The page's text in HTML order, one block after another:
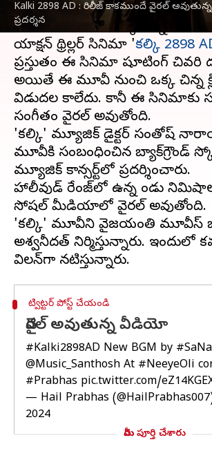
Kalki 2898 AD : రిలీజ్ కాకముందే వైరల్
ప్రదర్శన
Kalki 2898 AD: రెబల్ స్టార్ ప్రభాస్-
కాంబినేషన్‌లో తెరకెక్కుతున్న సినిమా
యాక్షన్ థ్రిల్లర్ సినిమా 'కల్కి 2898
ప్రస్తుతం ఈ సినిమా షూటింగ్‌ చివరి
అయితే ఈ మూవీ నుంచి ఒక్క చిన్న
విడుదల కాలేదు. కానీ ఈ సినిమాకు
సంగీతం వైరల్ అవుతోంది.
'కల్కి' మ్యూజిక్ డైరెక్టర్ సంతోష్
మూవీకి సంబంధించిన బ్యాక్‌‍గ్రౌండ్
మ్యూజిక్ కాన్సర్ట్‌లో ప్రదర్శించారు.
హాలీవుడ్ రేంజ్‌లో ఉన్న రెండు
సోషల్ మీడియాలో వైరల్ అవుతోంది.
'కల్కి' మూవీని వైజయంతి మూవీస్
అశ్వనీదత్ నిర్మిస్తున్నారు.
ట్విట్టర్ పోస్ట్ చేయండి
వైరల్ అవుతున్న వీడియో
#Kalki2898AD New BGM by #SaNa
@Music_Santhosh At #NeeyeOli
#Prabhas pic.twitter.com/
— Hail Prabhas
2024
మీరు పూర్తి చేశారు